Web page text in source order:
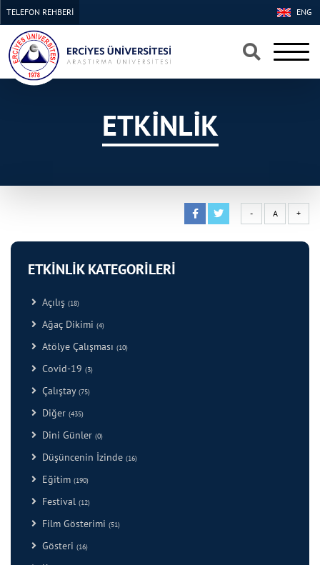
×
×
ENG
TELEFON REHBERİ
ETKİNLİK
- A +
ETKİNLİK KATEGORİLERİ
Açılış (18)
Ağaç Dikimi (4)
Atölye Çalışması (10)
Covid-19 (3)
Çalıştay (75)
Diğer (435)
Dini Günler (0)
Düşüncenin İzinde (16)
Eğitim (190)
Festival (12)
Film Gösterimi (51)
Gösteri (16)